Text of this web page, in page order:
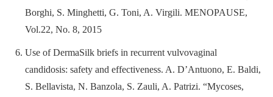
Borghi, S. Minghetti, G. Toni, A. Virgili. MENOPAUSE,
Vol.22, No. 8, 2015
Use of DermaSilk briefs in recurrent vulvovaginal
candidosis: safety and effectiveness. A. D’Antuono, E. Baldi,
S. Bellavista, N. Banzola, S. Zauli, A. Patrizi. “Mycoses,